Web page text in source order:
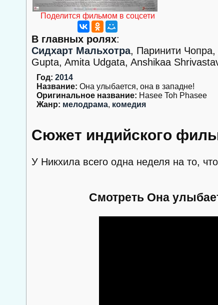
Поделится фильмом в соцсети
В главных ролях:
Сидхарт Мальхотра, Паринити
Gupta, Amita Udgata, Anshikaa
Год: 2014
Название: Она улыбается, она в западне!
Оригинальное название: Hasee Toh Phasee
Жанр: мелодрама, комедия
Сюжет индийского
У Никхила всего одна неделя на то,
Смотреть Она